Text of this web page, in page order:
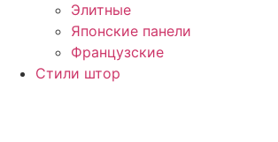
Элитные
Японские панели
Французские
Стили штор